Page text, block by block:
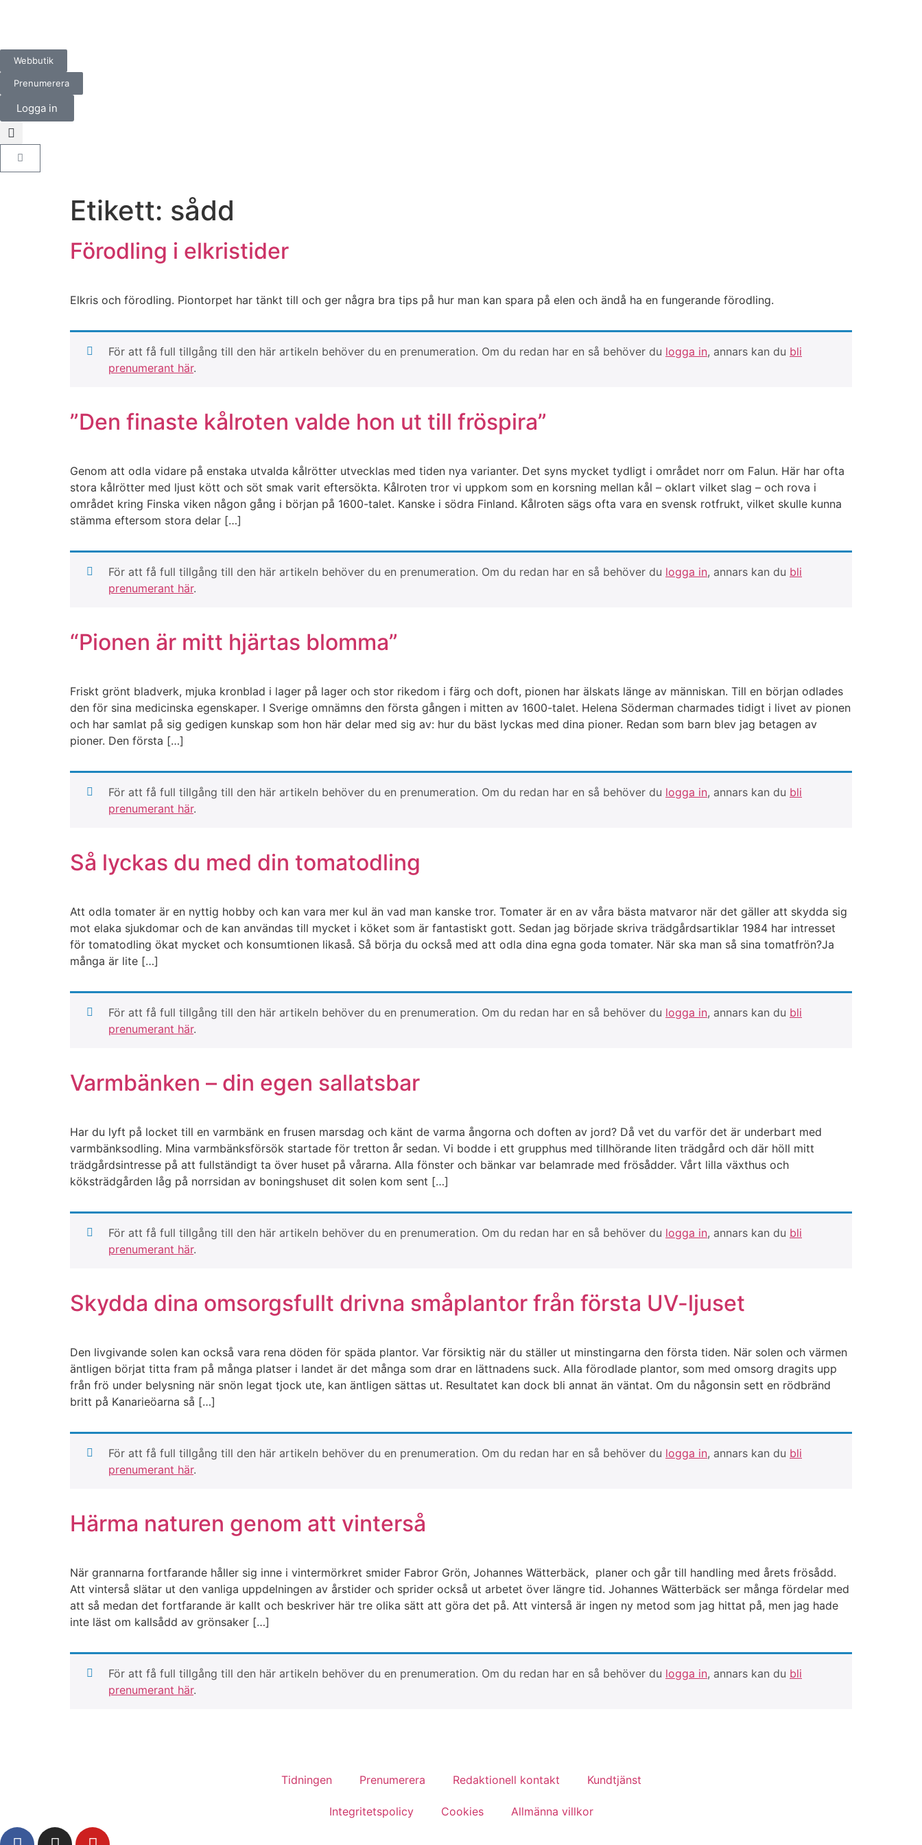
Webbutik
Prenumerera
Logga in
Etikett: sådd
Förodling i elkristider
Elkris och förodling. Piontorpet har tänkt till och ger några bra tips på hur man kan spara på elen och ändå ha en fungerande förodling.
För att få full tillgång till den här artikeln behöver du en prenumeration. Om du redan har en så behöver du logga in, annars kan du bli
prenumerant här.
”Den finaste kålroten valde hon ut till fröspira”
Genom att odla vidare på enstaka utvalda kålrötter utvecklas med tiden nya varianter. Det syns mycket tydligt i området norr om Falun. Här har ofta
stora kålrötter med ljust kött och söt smak varit eftersökta. Kålroten tror vi uppkom som en korsning mellan kål – oklart vilket slag – och rova i
området kring Finska viken någon gång i början på 1600-talet. Kanske i södra Finland. Kålroten sägs ofta vara en svensk rotfrukt, vilket skulle kunna
stämma eftersom stora delar […]
För att få full tillgång till den här artikeln behöver du en prenumeration. Om du redan har en så behöver du logga in, annars kan du bli
prenumerant här.
“Pionen är mitt hjärtas blomma”
Friskt grönt bladverk, mjuka kronblad i lager på lager och stor rikedom i färg och doft, pionen har älskats länge av människan. Till en början odlades
den för sina medicinska egenskaper. I Sverige omnämns den första gången i mitten av 1600-talet. Helena Söderman charmades tidigt i livet av pionen
och har samlat på sig gedigen kunskap som hon här delar med sig av: hur du bäst lyckas med dina pioner. Redan som barn blev jag betagen av
pioner. Den första […]
För att få full tillgång till den här artikeln behöver du en prenumeration. Om du redan har en så behöver du logga in, annars kan du bli
prenumerant här.
Så lyckas du med din tomatodling
Att odla tomater är en nyttig hobby och kan vara mer kul än vad man kanske tror. Tomater är en av våra bästa matvaror när det gäller att skydda sig
mot elaka sjukdomar och de kan användas till mycket i köket som är fantastiskt gott. Sedan jag började skriva trädgårdsartiklar 1984 har intresset
för tomatodling ökat mycket och konsumtionen likaså. Så börja du också med att odla dina egna goda tomater. När ska man så sina tomatfrön?Ja
många är lite […]
För att få full tillgång till den här artikeln behöver du en prenumeration. Om du redan har en så behöver du logga in, annars kan du bli
prenumerant här.
Varmbänken – din egen sallatsbar
Har du lyft på locket till en varmbänk en frusen marsdag och känt de varma ångorna och doften av jord? Då vet du varför det är underbart med
varmbänksodling. Mina varmbänksförsök startade för tretton år sedan. Vi bodde i ett grupphus med tillhörande liten trädgård och där höll mitt
trädgårdsintresse på att fullständigt ta över huset på vårarna. Alla fönster och bänkar var belamrade med frösådder. Vårt lilla växthus och
köksträdgården låg på norrsidan av boningshuset dit solen kom sent […]
För att få full tillgång till den här artikeln behöver du en prenumeration. Om du redan har en så behöver du logga in, annars kan du bli
prenumerant här.
Skydda dina omsorgsfullt drivna småplantor från första UV-ljuset
Den livgivande solen kan också vara rena döden för späda plantor. Var försiktig när du ställer ut minstingarna den första tiden. När solen och värmen
äntligen börjat titta fram på många platser i landet är det många som drar en lättnadens suck. Alla förodlade plantor, som med omsorg dragits upp
från frö under belysning när snön legat tjock ute, kan äntligen sättas ut. Resultatet kan dock bli annat än väntat. Om du någonsin sett en rödbränd
britt på Kanarieöarna så […]
För att få full tillgång till den här artikeln behöver du en prenumeration. Om du redan har en så behöver du logga in, annars kan du bli
prenumerant här.
Härma naturen genom att vinterså
När grannarna fortfarande håller sig inne i vintermörkret smider Fabror Grön, Johannes Wätterbäck, planer och går till handling med årets frösådd.
Att vinterså slätar ut den vanliga uppdelningen av årstider och sprider också ut arbetet över längre tid. Johannes Wätterbäck ser många fördelar med
att så medan det fortfarande är kallt och beskriver här tre olika sätt att göra det på. Att vinterså är ingen ny metod som jag hittat på, men jag hade
inte läst om kallsådd av grönsaker […]
För att få full tillgång till den här artikeln behöver du en prenumeration. Om du redan har en så behöver du logga in, annars kan du bli
prenumerant här.
Tidningen Prenumerera Redaktionell kontakt Kundtjänst
Integritetspolicy Cookies Allmänna villkor